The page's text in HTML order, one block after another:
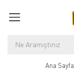
Ana Sayfa